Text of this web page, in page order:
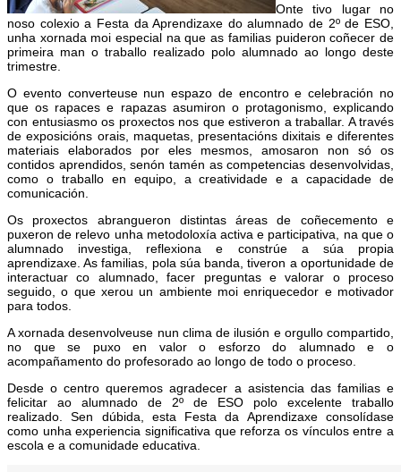
Onte tivo lugar no
noso colexio a Festa da Aprendizaxe do alumnado de 2º de ESO,
unha xornada moi especial na que as familias puideron coñecer de
primeira man o traballo realizado polo alumnado ao longo deste
trimestre.
O evento converteuse nun espazo de encontro e celebración no
que os rapaces e rapazas asumiron o protagonismo, explicando
con entusiasmo os proxectos nos que estiveron a traballar. A través
de exposicións orais, maquetas, presentacións dixitais e diferentes
materiais elaborados por eles mesmos, amosaron non só os
contidos aprendidos, senón tamén as competencias desenvolvidas,
como o traballo en equipo, a creatividade e a capacidade de
comunicación.
Os proxectos abrangueron distintas áreas de coñecemento e
puxeron de relevo unha metodoloxía activa e participativa, na que o
alumnado investiga, reflexiona e constrúe a súa propia
aprendizaxe. As familias, pola súa banda, tiveron a oportunidade de
interactuar co alumnado, facer preguntas e valorar o proceso
seguido, o que xerou un ambiente moi enriquecedor e motivador
para todos.
A xornada desenvolveuse nun clima de ilusión e orgullo compartido,
no que se puxo en valor o esforzo do alumnado e o
acompañamento do profesorado ao longo de todo o proceso.
Desde o centro queremos agradecer a asistencia das familias e
felicitar ao alumnado de 2º de ESO polo excelente traballo
realizado. Sen dúbida, esta Festa da Aprendizaxe consolídase
como unha experiencia significativa que reforza os vínculos entre a
escola e a comunidade educativa.